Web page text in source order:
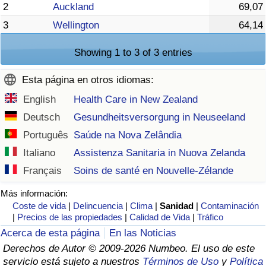
2
Auckland
69,07
3
Wellington 64,14
Showing 1 to 3 of 3 entries
Esta página en otros idiomas:
English
Health Care in New Zealand
Deutsch
Gesundheitsversorgung in Neuseeland
Português Saúde na Nova Zelândia
Italiano
Assistenza Sanitaria in Nuova Zelanda
Français
Soins de santé en Nouvelle-Zélande
Más información:
Coste de vida | Delincuencia |Clima |Sanidad |Contaminación
| Precios de las propiedades |Calidad de Vida |Tráfico
Acerca de esta página
En las Noticias
Derechos de Autor © 2009-2026 Numbeo. El uso de este
servicio está sujeto a nuestros Términos de Uso y Política